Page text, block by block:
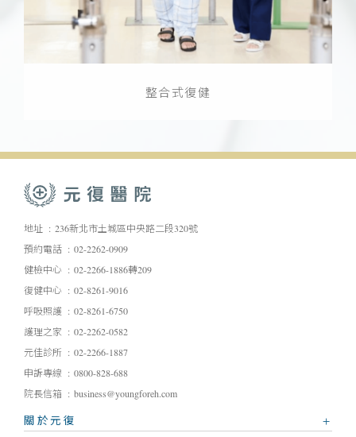
整合式復健
地址
236新北市土城區中央路二段320號
預約電話
02-2262-0909
健檢中心
02-2266-1886轉209
復健中心
02-8261-9016
呼吸照護
02-8261-6750
護理之家
02-2262-0582
元佳診所
02-2266-1887
申訴專線
0800-828-688
院長信箱
business@youngforeh.com
關於元復